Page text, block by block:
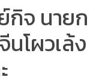
จ นายก
โผวเล้ง